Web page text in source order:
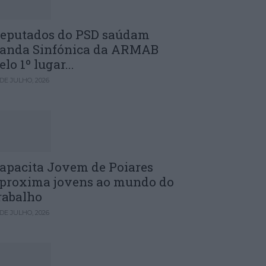
do PSD saúdam
Sinfónica da ARMAB
1º lugar...
JULHO, 2026
Jovem de Poiares
jovens ao mundo do
JULHO, 2026